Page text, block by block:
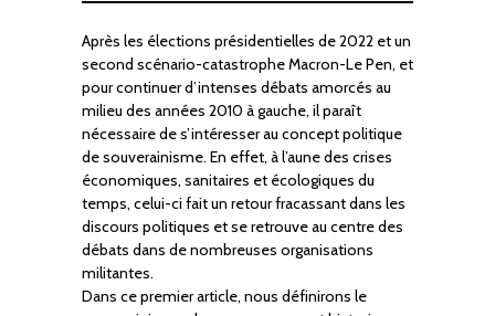
Après les élections présidentielles de 2022 et un
second scénario-catastrophe Macron-Le Pen, et
pour continuer d’intenses débats amorcés au
milieu des années 2010 à gauche, il paraît
nécessaire de s’intéresser au concept politique
de souverainisme. En effet, à l’aune des crises
économiques, sanitaires et écologiques du
temps, celui-ci fait un retour fracassant dans les
discours politiques et se retrouve au centre des
débats dans de nombreuses organisations
militantes.
Dans ce premier article, nous définirons le